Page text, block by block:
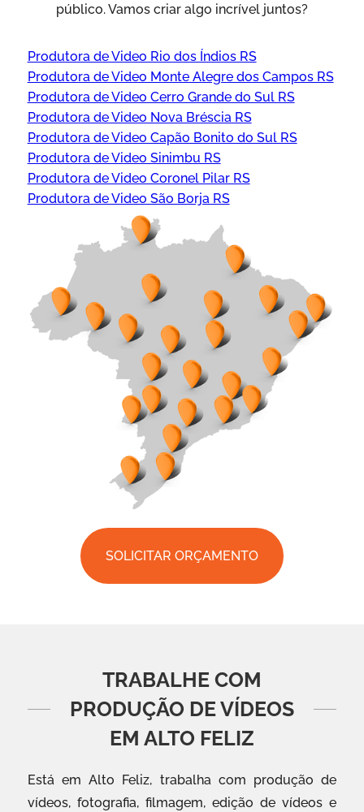
público. Vamos criar algo incrível juntos?
Produtora de Video Rio dos Índios RS
Produtora de Video Monte Alegre dos Campos RS
Produtora de Video Cerro Grande do Sul RS
Produtora de Video Nova Bréscia RS
Produtora de Video Capão Bonito do Sul RS
Produtora de Video Sinimbu RS
Produtora de Video Coronel Pilar RS
Produtora de Video São Borja RS
SOLICITAR ORÇAMENTO
TRABALHE COM
PRODUÇÃO DE VÍDEOS
EM ALTO FELIZ
Está em Alto Feliz, trabalha com produção de
vídeos, fotografia, filmagem, edição de vídeos e